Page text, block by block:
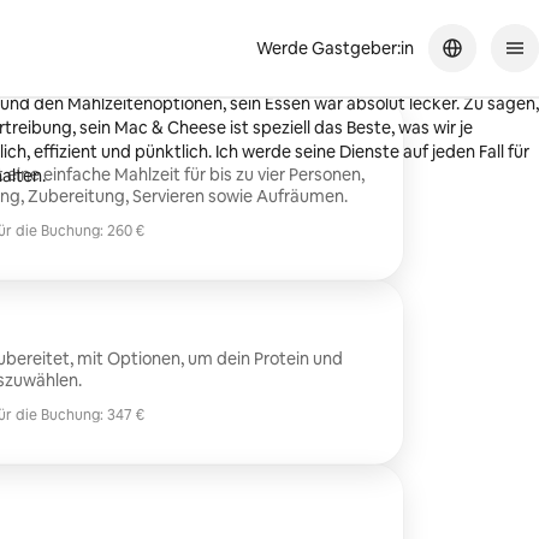
Werde Gastgeber:in
einfache Mahlzeit für bis zu vier Personen,
Zubereitung, Servieren sowie Aufräumen.
die Buchung: 260 €
mit Optionen, um dein Protein und
die Buchung: 347 €
Er war nicht nur äußerst zuvorkommend mit
den Mahlzeitenoptionen, sein Essen war absolut lecker. Zu sagen,
sein Mac & Cheese ist speziell das Beste, was wir je
effizient und pünktlich. Ich werde seine Dienste auf jeden Fall für